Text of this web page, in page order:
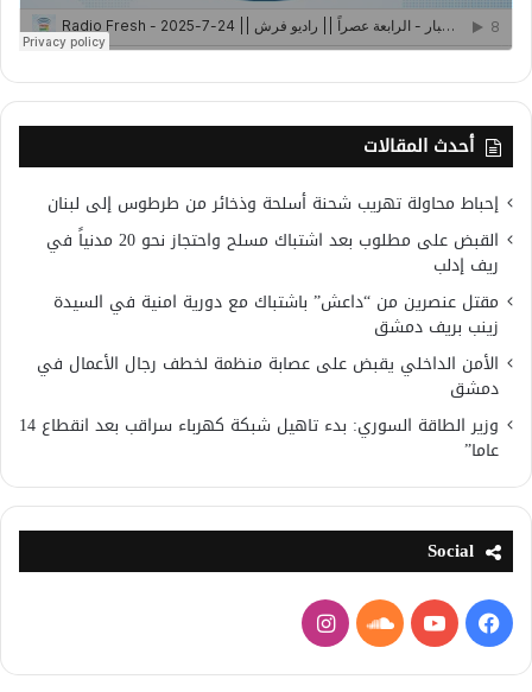
أحدث المقالات
إحباط محاولة تهريب شحنة أسلحة وذخائر من طرطوس إلى لبنان
القبض على مطلوب بعد اشتباك مسلح واحتجاز نحو 20 مدنياً في
ريف إدلب
مقتل عنصرين من “داعش” باشتباك مع دورية امنية في السيدة
زينب بريف دمشق
الأمن الداخلي يقبض على عصابة منظمة لخطف رجال الأعمال في
دمشق
وزير الطاقة السوري: بدء تاهيل شبكة كهرباء سراقب بعد انقطاع 14
عاما”
Social
فيسبوكيوتيوبساوند
كلاود
انستقرام